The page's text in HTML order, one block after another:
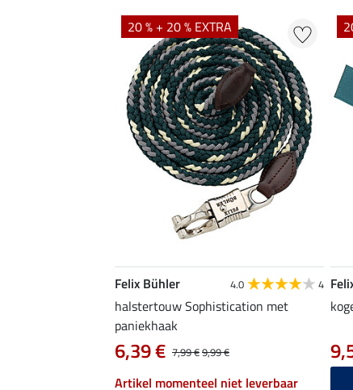
20 % + 20 % EXTRA
Felix Bühler 4.0 4
halstertouw Sophistication met
paniekhaak
7,99 €9,99 €
6,39 €
Artikel momenteel niet leverbaar